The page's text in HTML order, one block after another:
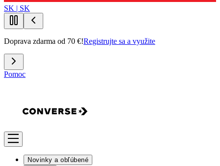
SK | SK
Doprava zdarma od 70 €!Registrujte sa a využite
Pomoc
Novinky a obľúbené